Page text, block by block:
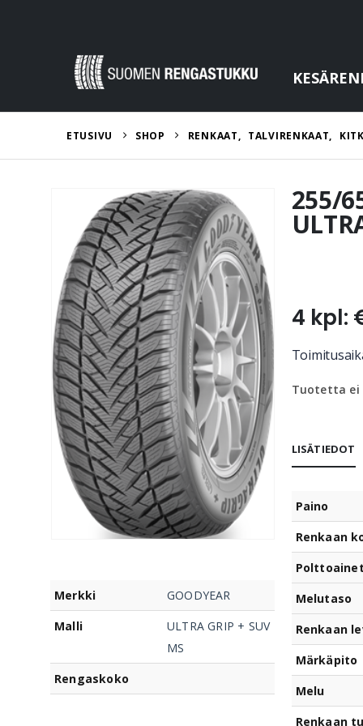
ETUSIVU SHOP RENKAAT, TALVIRENKAAT,
Merkki
GOODYEAR
Malli
ULTRA GRIP + SUV
MS
Rengaskoko
255/
4 kpl:
Tuotetta ei
LISÄTIEDOT
Paino
Renkaan
Melutaso
Renkaan
Märkäpito
Melu
Renkaan